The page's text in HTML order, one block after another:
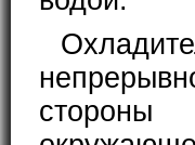
стороны